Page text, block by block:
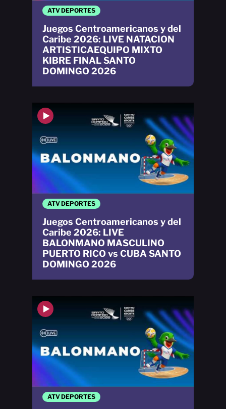
ATV DEPORTES
Juegos Centroamericanos y del
Caribe 2026: LIVE
BALONMANO MASCULINO
PUERTO RICO vs CUBA SANTO
DOMINGO 2026
ATV DEPORTES
Juegos Centroamericanos y del
Caribe 2026: LIVE NATACION
ARTISTICAEQUIPO MIXTO
KIBRE FINAL SANTO
DOMINGO 2026
ATV DEPORTES